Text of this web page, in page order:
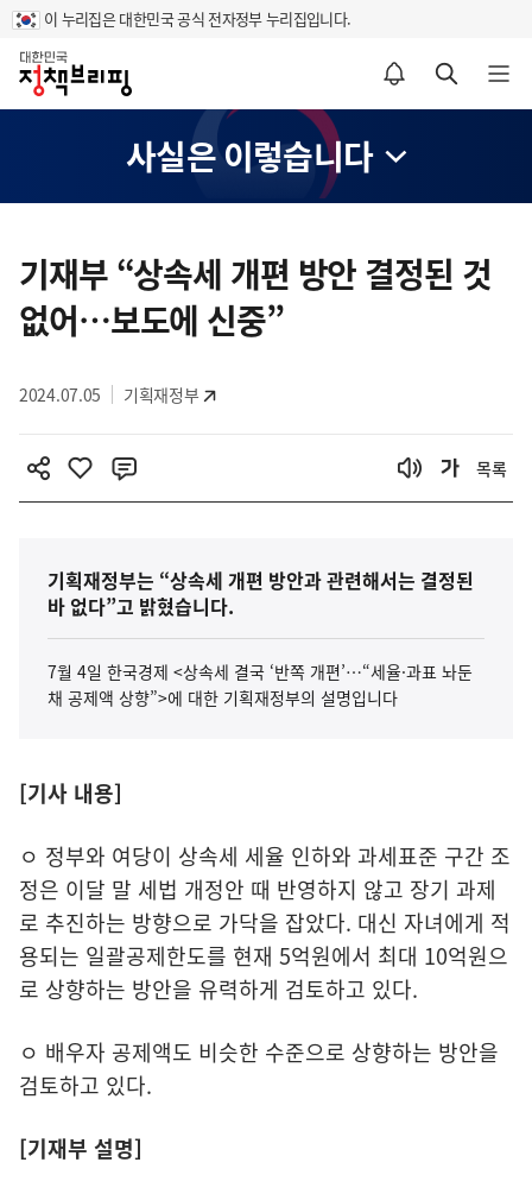
이 누리집은 대한민국 공식 전자정부 누리집입니다.
홈
알림설정 바로가기 검색 바로가기 메뉴 열기
사실은 이렇습니다
텐
츠
영
기재부 “상속세 개편 방안 결정된 것
없어…보도에 신중”
2024.07.05 기획재정부
목록
기획재정부는 “상속세 개편 방안과 관련해서는 결정된
바 없다”고 밝혔습니다.
7월 4일 한국경제 <상속세 결국 ‘반쪽 개편’…“세율·과표 놔둔
채 공제액 상향”>에 대한 기획재정부의 설명입니다
[기사 내용]
ㅇ 정부와 여당이 상속세 세율 인하와 과세표준 구간 조
정은 이달 말 세법 개정안 때 반영하지 않고 장기 과제
로 추진하는 방향으로 가닥을 잡았다. 대신 자녀에게 적
용되는 일괄공제한도를 현재 5억원에서 최대 10억원으
로 상향하는 방안을 유력하게 검토하고 있다.
ㅇ 배우자 공제액도 비슷한 수준으로 상향하는 방안을
검토하고 있다.
[기재부 설명]